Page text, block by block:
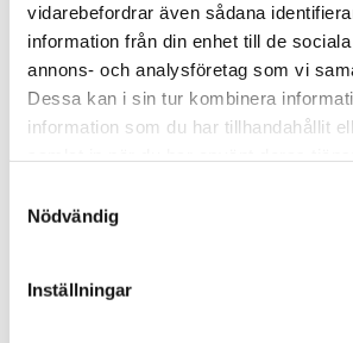
vidarebefordrar även sådana
information från din enhet till de
annons- och analysföretag som vi
Dessa kan i sin tur kombinera
information som du har tillhandahållit
Nödvändig
Inställningar
Små (5 - 20 cm)
ca 10x(4)
ca 10x10 cm (4)
10x10 cm (4)
(2)
ca 15x15 cm (2)
15x15 cm(2)